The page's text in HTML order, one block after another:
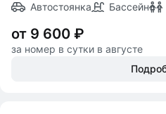
Автостоянка
Бассейн
от 9 600 ₽
за номер в сутки в августе